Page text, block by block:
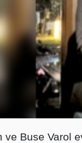
ve Buse Varol